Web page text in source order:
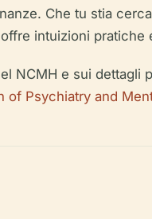
Che tu stia
intuizioni pratiche
NCMH e sui
of Psychiatry and